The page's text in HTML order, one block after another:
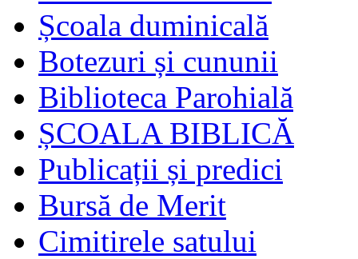
Școala duminicală
Botezuri și cununii
Biblioteca Parohială
ȘCOALA BIBLICĂ
Publicații și predici
Bursă de Merit
Cimitirele satului